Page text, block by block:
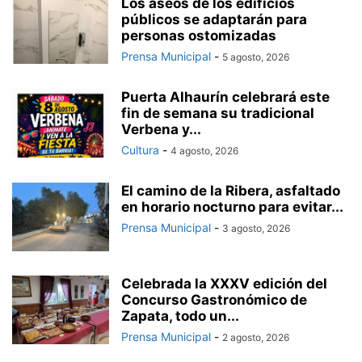
Los aseos de los edificios
públicos se adaptarán para
personas ostomizadas
Prensa Municipal - 5 agosto, 2026
Puerta Alhaurín celebrará este
fin de semana su tradicional
Verbena y...
Cultura - 4 agosto, 2026
El camino de la Ribera, asfaltado
en horario nocturno para evitar...
Prensa Municipal - 3 agosto, 2026
Celebrada la XXXV edición del
Concurso Gastronómico de
Zapata, todo un...
Prensa Municipal - 2 agosto, 2026